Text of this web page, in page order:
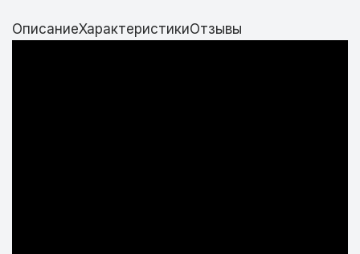
ОписаниеХарактеристикиОтзывы